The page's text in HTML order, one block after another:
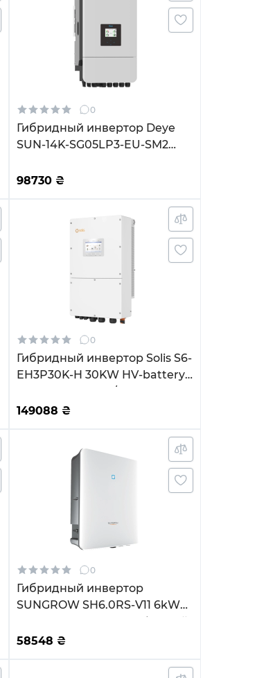
0
Гибридный инвертор Deye
SUN-14K-SG05LP3-EU-SM2
220/380V Трехфазный
98730₴
0
Гибридный инвертор Solis S6-
EH3P30K-H 30KW HV-battery
3 MPPT Wi-Fi 220/380V
Трехфазный
149088 ₴
0
Гибридный инвертор
SUNGROW SH6.0RS-V11 6kW
HV 2 MPPT 220V Однофазный
(ASH00099)
58548 ₴